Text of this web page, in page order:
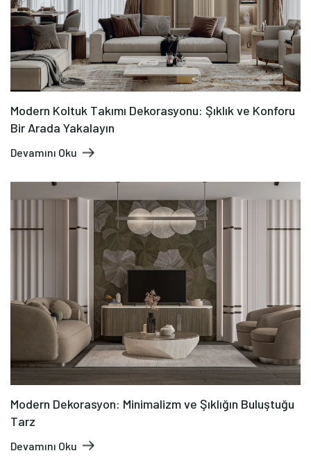
Modern Koltuk Takımı Dekorasyonu: Şıklık ve Konforu
Bir Arada Yakalayın
Devamını Oku
Modern Dekorasyon: Minimalizm ve Şıklığın Buluştuğu
Tarz
Devamını Oku